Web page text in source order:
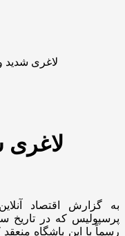
لاغری
لاغری
به گزارش اقتصاد
پرسپولیس که در تاریخ
رسماً با این باشگاه